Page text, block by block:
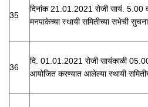
35
दिनांक 21.01.2021 रोजी सायं. 5.00
मनपाकेच्या स्थायी समितीच्या सभेची सुचना
36
दि. 01.01.2021 रोजी सायंकाळी
आयोजित करण्यात आलेल्या स्थायी